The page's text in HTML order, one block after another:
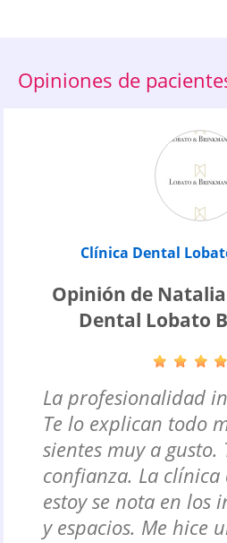
Opiniones de
Clínica Dental
Opinión de
Dental Lobato
La profesionalidad
Te lo explican todo
sientes muy a gusto.
confianza. La clínica
estoy se nota en los
y espacios. Me hice